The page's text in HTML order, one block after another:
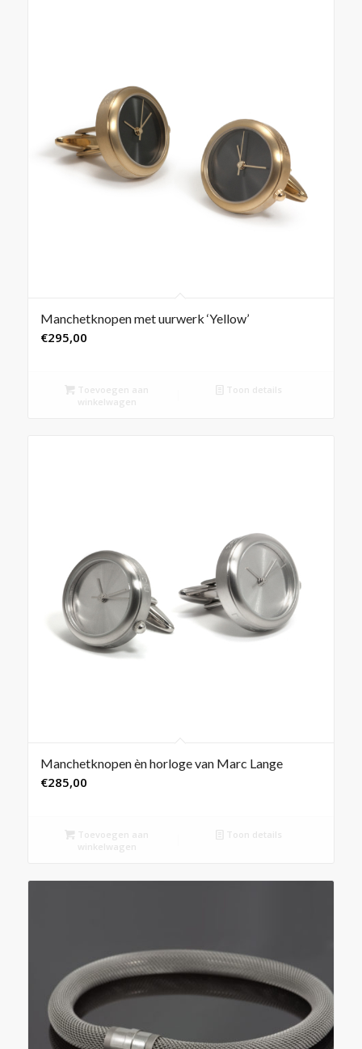
Manchetknopen met uurwerk ‘Yellow’
€295,00
Toevoegen aan
winkelwagen
Toon details
Manchetknopen èn horloge van Marc Lange
€285,00
Toevoegen aan
winkelwagen
Toon details